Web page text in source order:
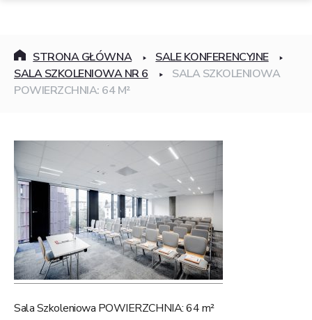
STRONA GŁÓWNA
SALE KONFERENCYJNE
SALA SZKOLENIOWA NR 6
SALA SZKOLENIOWA
POWIERZCHNIA: 64 M²
Sala Szkoleniowa POWIERZCHNIA: 64 m²